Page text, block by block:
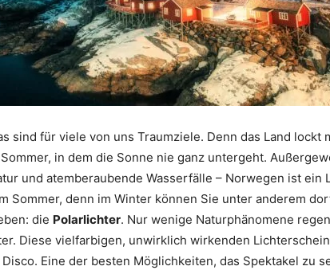
sind für viele von uns Traumziele. Denn das Land lockt
in dem die Sonne nie ganz untergeht.
und atemberaubende Wasserfälle – Norwegen ist ein
Sommer, denn im Winter können Sie unter anderem
die Polarlichter. Nur wenige Naturphänomene
Diese vielfarbigen, unwirklich wirkenden
Eine der besten Möglichkeiten, das Spektakel zu